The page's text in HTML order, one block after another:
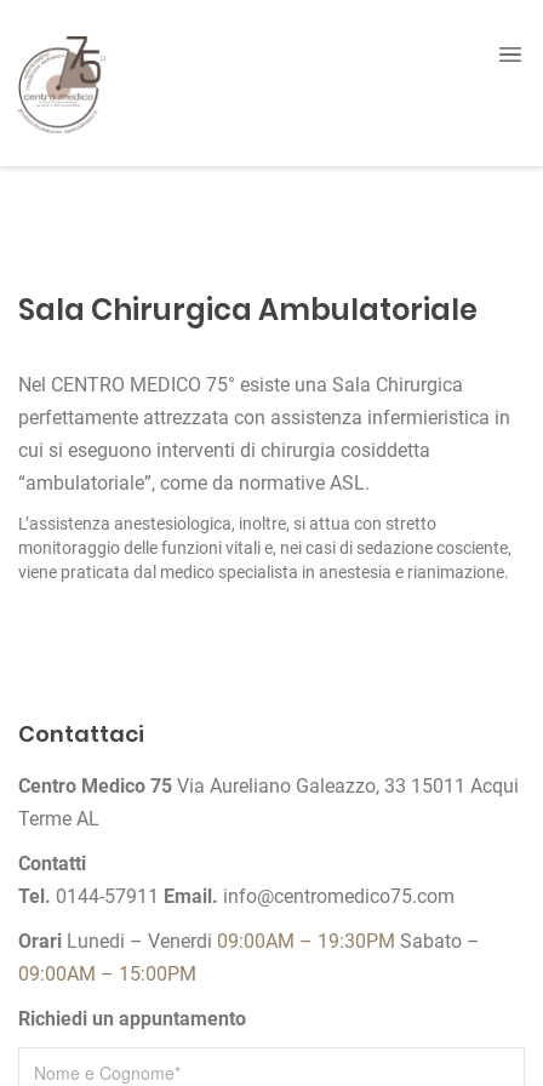
Sala Chirurgica Ambulatoriale
Nel CENTRO MEDICO 75° esiste una Sala Chirurgica
perfettamente attrezzata con assistenza infermieristica in
cui si eseguono interventi di chirurgia cosiddetta
“ambulatoriale”, come da normative ASL.
L’assistenza anestesiologica, inoltre, si attua con stretto
monitoraggio delle funzioni vitali e, nei casi di sedazione cosciente,
viene praticata dal medico specialista in anestesia e rianimazione.
v
g
a
z
i
o
n
e
a
Contattaci
Centro Medico 75 Via Aureliano Galeazzo, 33 15011 Acqui
Terme AL
Contatti
Tel. 0144-57911 Email. info@centromedico75.com
Orari Lunedi – Venerdi 09:00AM – 19:30PM Sabato –
09:00AM – 15:00PM
Richiedi un appuntamento